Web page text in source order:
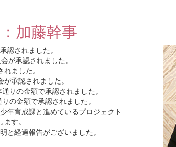
加藤幹事
認されました。
が承認されました。
ました。
承認されました。
りの金額で承認されました。
の金額で承認されました。
年育成課と進めているプロジェクト
す。
と経過報告がございました。